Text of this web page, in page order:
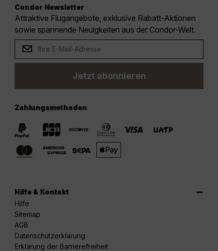
Condor Newsletter
Attraktive Flugangebote, exklusive Rabatt-Aktionen
sowie spannende Neuigkeiten aus der Condor-Welt.
Jetzt abonnieren
Zahlungsmethoden
Hilfe & Kontakt
Hilfe
Sitemap
AGB
Datenschutzerklärung
Erklärung der Barrierefreiheit